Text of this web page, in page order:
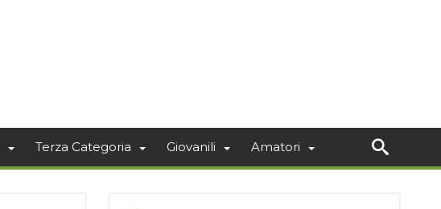
Terza Categoria Giovanili Amatori